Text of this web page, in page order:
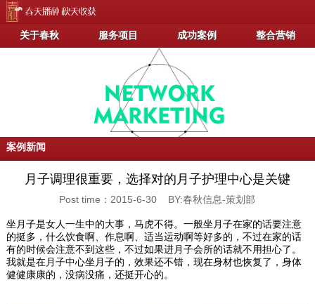
关于春秋 服务项目 成功案例 整合营销
案例新闻
月子调理很重要，选择对的月子护理中心是关键
Post time：2015-6-30 BY:春秋信息-策划部
坐月子是女人一生中的大事，马虎不得。一般坐月子在家的话要注意
的挺多，什么饮食啊、作息啊、适当运动啊等好多的，不过在家的话
有的时候会注意不到这些，不过如果进月子会所的话就不用担心了。
我就是在月子中心坐月子的，效果还不错，现在身材也恢复了，身体
健健康康的，没病没痛，还挺开心的。